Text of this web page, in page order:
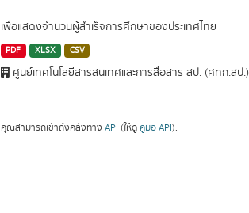
เพื่อแสดงจำนวนผู้สำเร็จการศึกษาของประเทศไทย
PDF XLSX CSV
ศูนย์เทคโนโลยีสารสนเทศและการสื่อสาร สป. (ศทก.สป.)
คุณสามารถเข้าถึงคลังทาง API (ให้ดู คู่มือ API).